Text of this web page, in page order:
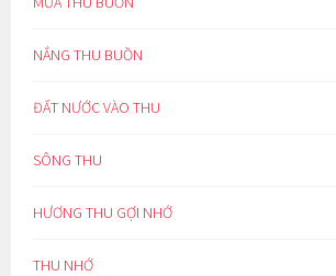
NẮNG THU BUỒN
ĐẤT NƯỚC VÀO THU
SÔNG THU
HƯƠNG THU GỢI NHỚ
THU NHỚ